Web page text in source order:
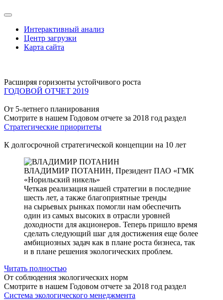
Интерактивный анализ
Центр загрузки
Карта сайта
Расширяя горизонты устойчивого роста
ГОДОВОЙ ОТЧЕТ 2019
От 5-летнего планирования
Смотрите в нашем Годовом отчете за 2018 год раздел
Стратегические приоритеты
К долгосрочной стратегической концепции на 10 лет
ВЛАДИМИР ПОТАНИН, Президент ПАО «ГМК
«Норильский никель»
Четкая реализация нашей стратегии в последние
шесть лет, а также благоприятные тренды
на сырьевых рынках помогли нам обеспечить
один из самых высоких в отрасли уровней
доходности для акционеров. Теперь пришло время
сделать следующий шаг для достижения еще более
амбициозных задач как в плане роста бизнеса, так
и в плане решения экологических проблем.
Читать полностью
От соблюдения экологических норм
Смотрите в нашем Годовом отчете за 2018 год раздел
Система экологического менеджмента